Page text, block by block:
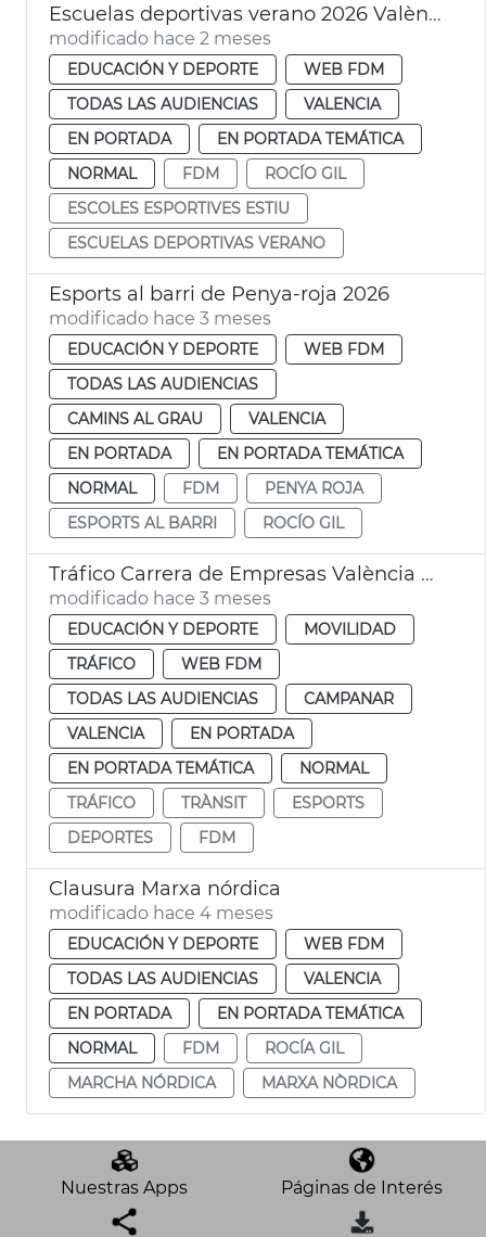
Escuelas deportivas verano 2026 València FDM
modificado hace 2 meses
EDUCACIÓN Y DEPORTE
WEB FDM
TODAS LAS AUDIENCIAS
VALENCIA
EN PORTADA
EN PORTADA TEMÁTICA
NORMAL
FDM
ROCÍO GIL
ESCOLES ESPORTIVES ESTIU
ESCUELAS DEPORTIVAS VERANO
Esports al barri de Penya-roja 2026
modificado hace 3 meses
EDUCACIÓN Y DEPORTE
WEB FDM
TODAS LAS AUDIENCIAS
CAMINS AL GRAU
VALENCIA
EN PORTADA
EN PORTADA TEMÁTICA
NORMAL
FDM
PENYA ROJA
ESPORTS AL BARRI
ROCÍO GIL
Tráfico Carrera de Empresas València 2026
modificado hace 3 meses
EDUCACIÓN Y DEPORTE
MOVILIDAD
TRÁFICO
WEB FDM
TODAS LAS AUDIENCIAS
CAMPANAR
VALENCIA
EN PORTADA
EN PORTADA TEMÁTICA
NORMAL
TRÁFICO
TRÀNSIT
ESPORTS
DEPORTES
FDM
Clausura Marxa nórdica
modificado hace 4 meses
EDUCACIÓN Y DEPORTE
WEB FDM
TODAS LAS AUDIENCIAS
VALENCIA
EN PORTADA
EN PORTADA TEMÁTICA
NORMAL
FDM
ROCÍA GIL
MARCHA NÓRDICA
MARXA NÒRDICA
Nuestras Apps Páginas de Interés